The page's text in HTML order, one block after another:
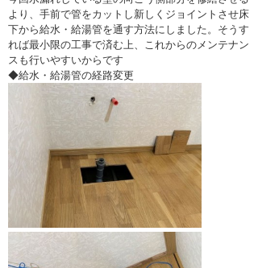
より、手前で管をカットし新しくジョイントさせ床
下から給水・給湯管を通す方法にしました。そうす
れば最小限の工事で済む上、これからのメンテナン
スも行いやすいからです
◆給水・給湯管の経路変更